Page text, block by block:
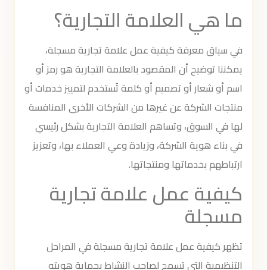
ما هي العلامة التجارية؟
في سياق معرفة كيفية عمل علامة تجارية مسجلة،
يمكننا توضيح أن المقصود بالعلامة التجارية هو رمز أو
اسم أو شعار أو تصميم أو كلمة تُستخدم لتمييز خدمات أو
منتجات الشركة عن غيرها من الشركات الأخرى المنافسة
لها في السوق، وتساهم العلامة التجارية بشكل رئيسي
في بناء هوية الشركة، وزيادة وعي العملاء بها، وتعزيز
ارتباطهم بخدماتها ومنتجاتها.
كيفية عمل علامة تجارية
مسجلة
تظهر كيفية عمل علامة تجارية مسجلة في المراحل
التنظيمية التي تسمح لصاحب النشاط بحماية هويته